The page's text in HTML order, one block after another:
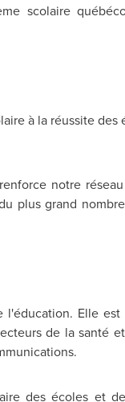
scolaire
à la réussite des
notre
plus grand
Elle est
de la santé
des écoles et